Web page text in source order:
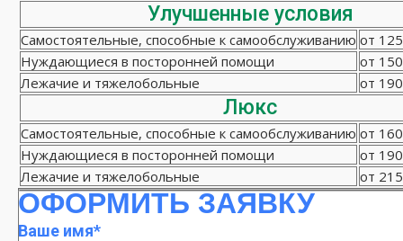
Улучшенные условия
Самостоятельные, способные к самообслуживанию от
Нуждающиеся в посторонней помощи
от
Лежачие и тяжелобольные
от
Люкс
Самостоятельные, способные к самообслуживанию от
Нуждающиеся в посторонней помощи
от
Лежачие и тяжелобольные
от
ОФОРМИТЬ ЗАЯВКУ
Ваше имя*